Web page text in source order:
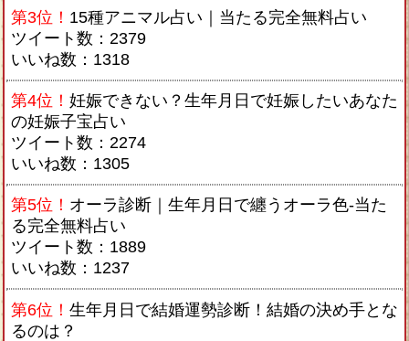
第3位！ 15種アニマル占い｜当たる完全無料占い
ツイート数：2379
いいね数：1318
第4位！ 妊娠できない？生年月日で妊娠したいあなた
の妊娠子宝占い
ツイート数：2274
いいね数：1305
第5位！ オーラ診断｜生年月日で纏うオーラ色-当た
る完全無料占い
ツイート数：1889
いいね数：1237
第6位！ 生年月日で結婚運勢診断！結婚の決め手とな
るのは？